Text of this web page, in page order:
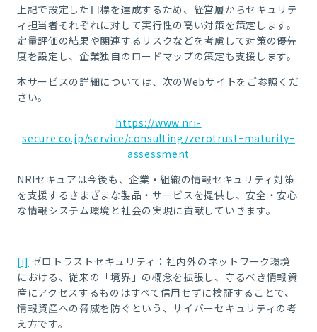
上記で設定した目標を達成するため、経営層からセキュリテ
ィ担当者それぞれに対して実行性の高い対策を策定します。
定量評価の結果や関連するリスクなどを考慮して対策の優先
度を設定し、企業独自のロードマップの策定も支援します。
本サービスの詳細については、次のWebサイトをご参照くだ
さい。
https://www.nri-
secure.co.jp/service/consulting/zerotrustｰmaturityｰ
assessment
NRIセキュアは今後も、企業・組織の情報セキュリティ対策
を支援するさまざまな製品・サービスを提供し、安全・安心
な情報システム環境と社会の実現に貢献していきます。
[i] ゼロトラストセキュリティ：社内外のネットワーク環境
における、従来の「境界」の概念を拡張し、守るべき情報資
産にアクセスするものはすべて信用せずに検証することで、
情報資産への脅威を防ぐという、サイバーセキュリティの考
え方です。